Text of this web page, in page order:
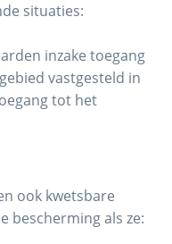
situaties:
inzake toegang
vastgesteld in
tot het
ook kwetsbare
bescherming als ze: